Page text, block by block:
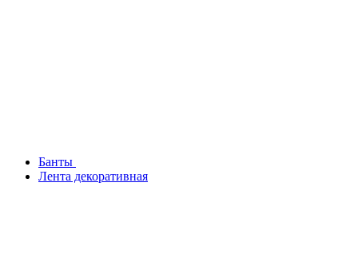
Банты
Лента декоративная